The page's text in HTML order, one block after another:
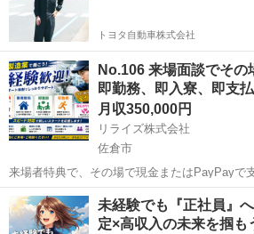
トヨタ自動車株式会社
No.106 来場面談でそ
即勤務、即入寮、即
月収350,000円
リライズ株式会社
佐倉市
来場者特典で、その場で現金またはPayPayで支援しま
通費、赴任交通費、生活支援、全て可能です◎】 工場内または倉
における簡単な電子部品製造のお仕事になり
るのにうってつ...
千葉 佐倉市 その他 業務
未経験でも『正社員』
定×高収入の未来を掴